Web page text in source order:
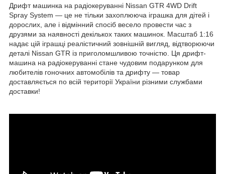
Дрифт машинка на радіокеруванні Nissan GTR 4WD Drift
Spray System — це не тільки захоплююча іграшка для дітей і
дорослих, але і відмінний спосіб весело провести час з
друзями за наявності декількох таких машинок. Масштаб 1:16
надає цій іграшці реалістичний зовнішній вигляд, відтворюючи
деталі Nissan GTR із приголомшливою точністю. Ця дрифт-
машина на радіокеруванні стане чудовим подарунком для
любителів гоночних автомобілів та дрифту — товар
доставляється по всій території України різними службами
доставки!